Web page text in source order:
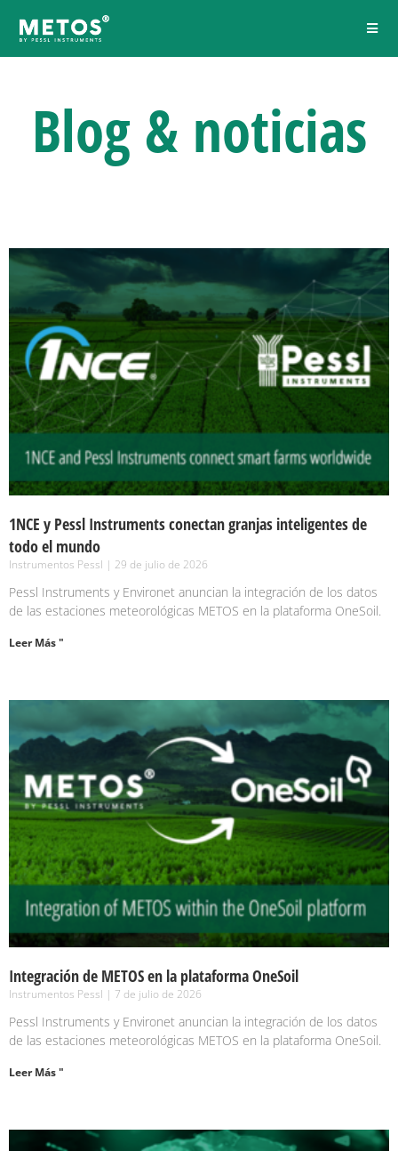
Blog & noticias
1NCE y Pessl Instruments conectan granjas inteligentes de
todo el mundo
Instrumentos Pessl 29 de julio de 2026
Pessl Instruments y Environet anuncian la integración de los datos
de las estaciones meteorológicas METOS en la plataforma OneSoil.
Leer Más "
Integración de METOS en la plataforma OneSoil
Instrumentos Pessl 7 de julio de 2026
Pessl Instruments y Environet anuncian la integración de los datos
de las estaciones meteorológicas METOS en la plataforma OneSoil.
Leer Más "